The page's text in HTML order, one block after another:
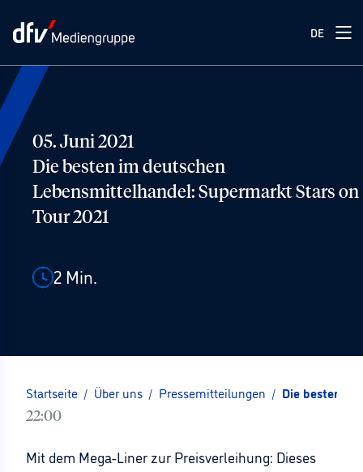
DE
05. Juni 2021
Die besten im deutschen
Lebensmittelhandel: Supermarkt Stars on
Tour 2021
2 Min.
Startseite / Über uns / Pressemitteilungen / Die besten
22:00
Mit dem Mega-Liner zur Preisverleihung: Dieses